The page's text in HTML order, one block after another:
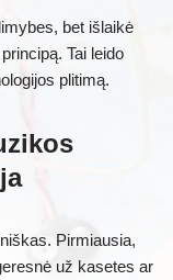
bet išlaikė
Tai leido
plitimą.
Pirmiausia,
už kasetes ar